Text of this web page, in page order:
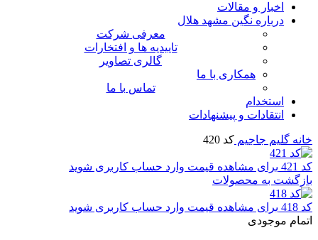
اخبار و مقالات
درباره نگین مشهد هلال
معرفی شرکت
تاییدیه ها و افتخارات
گالری تصاویر
همکاری با ما
تماس با ما
استخدام
انتقادات و پیشنهادات
خانه گلیم جاجیم کد 420
کد 421
برای مشاهده قیمت وارد حساب کاربری شوید
بازگشت به محصولات
کد 418
برای مشاهده قیمت وارد حساب کاربری شوید
اتمام موجودی